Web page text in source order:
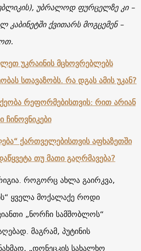
უბრალოდ ფურცელზე კი –
კაბინეტში ქვითარს მოგცემენ –
უკრაინის მცხოვრებლებს
სთავაზობს. რა დგას ამის უკან?
რეფორმებისთვის: რით არიან
ქართველებისთვის აფხაზეთში
თუ მათი გაღრმავება?
როგორც ახლა გაირკვა,
ყველა მოქალაქე როდი
„ნორჩი სამშობლოს“
მაგრამ, პუტინის
„დონეცკის სახალხო